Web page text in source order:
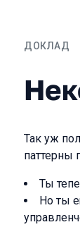
ДОКЛАД
Так уж
паттерны
Ты
Но ты